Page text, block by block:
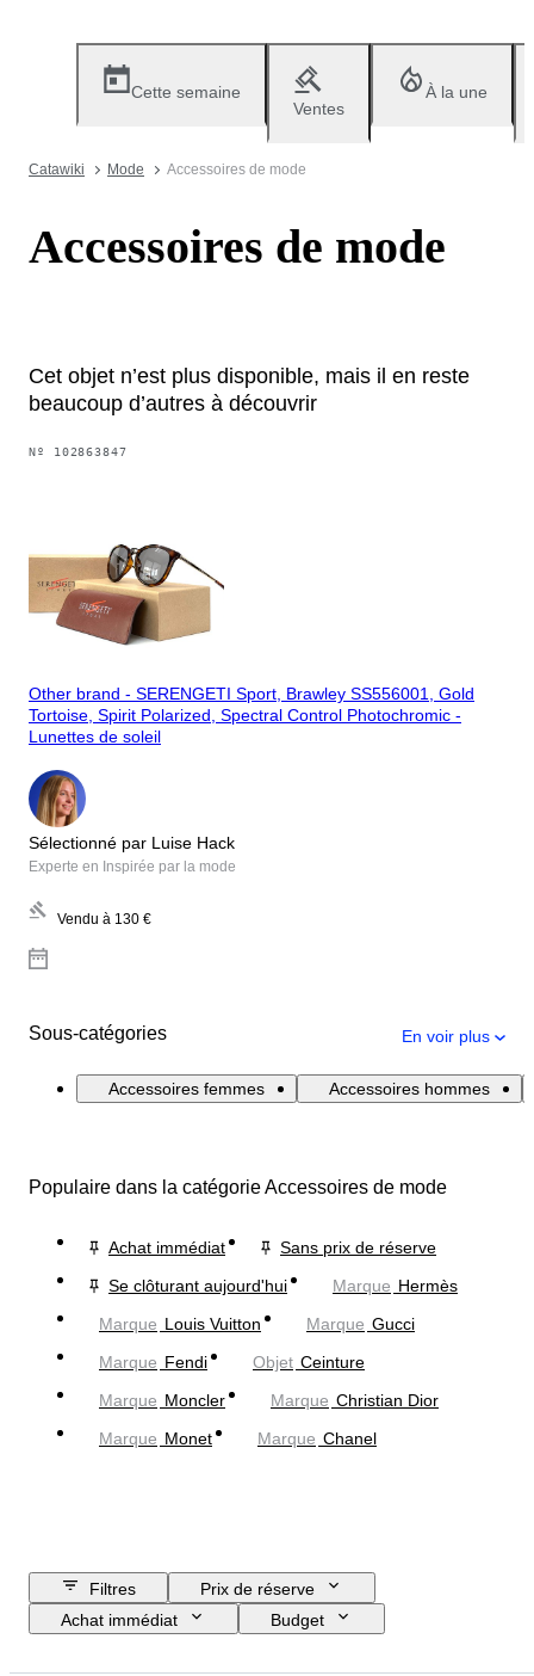
Cette semaine
Ventes
À la une
Catawiki Mode Accessoires de mode
Accessoires de mode
Cet objet n’est plus disponible, mais il en reste
beaucoup d’autres à découvrir
Nº 102863847
Other brand - SERENGETI Sport, Brawley SS556001, Gold
Tortoise, Spirit Polarized, Spectral Control Photochromic -
Lunettes de soleil
Sélectionné par Luise Hack
Experte en Inspirée par la mode
Vendu à 130 €
Sous-catégories En voir plus
Accessoires femmes Accessoires hommes
Populaire dans la catégorie Accessoires de mode
Achat immédiat
Sans prix de réserve
Se clôturant aujourd'hui
Marque Hermès
Marque Louis Vuitton Marque Gucci
Marque Fendi Objet Ceinture
Marque Moncler Marque Christian Dior
Marque Monet Marque Chanel
Filtres
Prix de réserve
Achat immédiat
Budget